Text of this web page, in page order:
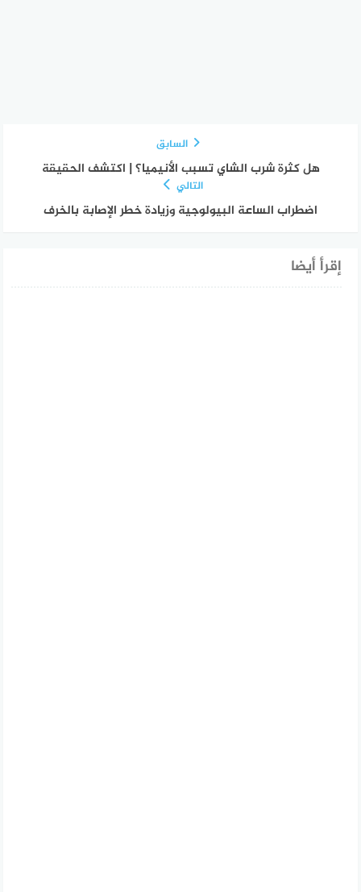
السابق
هل كثرة شرب الشاي تسبب الأنيميا؟ | اكتشف الحقيقة
التالي
اضطراب الساعة البيولوجية وزيادة خطر الإصابة بالخرف
إقرأ أيضا